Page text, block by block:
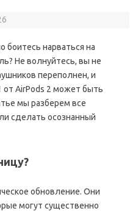
боитесь нарваться на
Не волнуйтесь, вы не
переполнен, и
от AirPods 2 может быть
мы разберем все
сделать осознанный
обновление. Они
могут существенно